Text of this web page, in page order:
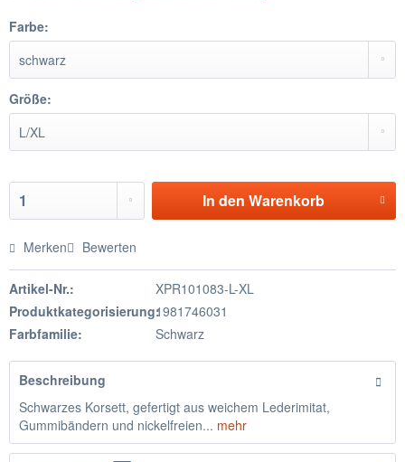
Farbe:
Größe:
In den Warenkorb
Merken Bewerten
Artikel-Nr.:
XPR101083-L-XL
Produktkategorisierung:1981746031
Farbfamilie:
Schwarz
Beschreibung
Schwarzes Korsett, gefertigt aus weichem Lederimitat,
Gummibändern und nickelfreien... mehr